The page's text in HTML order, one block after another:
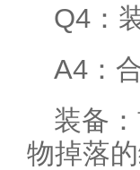
Q4：
A4：
装备
物掉落